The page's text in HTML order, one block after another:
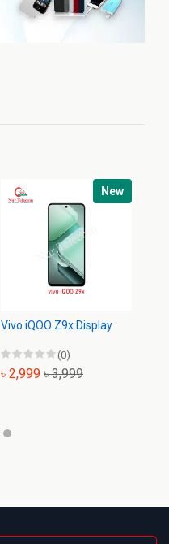
New
Vivo iQOO Z9x Display
(0)
৳ 2,999 ৳ 3,999